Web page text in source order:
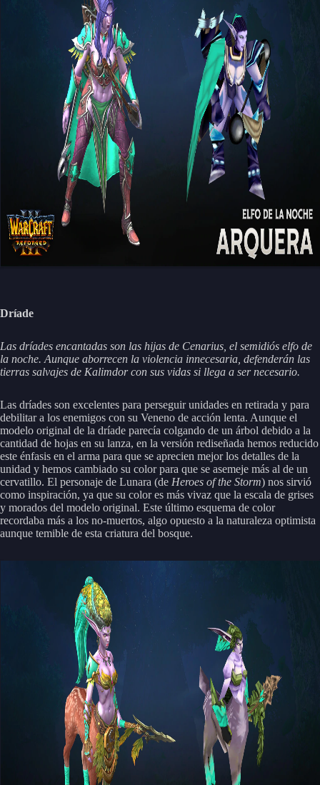
Dríade
Las dríades encantadas son las hijas de Cenarius, el semidiós elfo de
la noche. Aunque aborrecen la violencia innecesaria, defenderán las
tierras salvajes de Kalimdor con sus vidas si llega a ser necesario.
Las dríades son excelentes para perseguir unidades en retirada y para
debilitar a los enemigos con su Veneno de acción lenta. Aunque el
modelo original de la dríade parecía colgando de un árbol debido a la
cantidad de hojas en su lanza, en la versión rediseñada hemos reducido
este énfasis en el arma para que se aprecien mejor los detalles de la
unidad y hemos cambiado su color para que se asemeje más al de un
cervatillo. El personaje de Lunara (de Heroes of the Storm) nos sirvió
como inspiración, ya que su color es más vivaz que la escala de grises
y morados del modelo original. Este último esquema de color
recordaba más a los no-muertos, algo opuesto a la naturaleza optimista
aunque temible de esta criatura del bosque.